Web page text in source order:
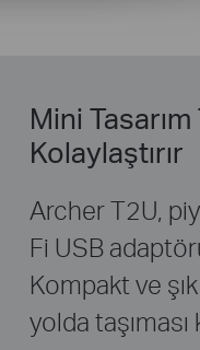
Mini Tasarım
Kolaylaştırır
Archer T2U,
Fi USB
Kompakt ve
yolda taşıması